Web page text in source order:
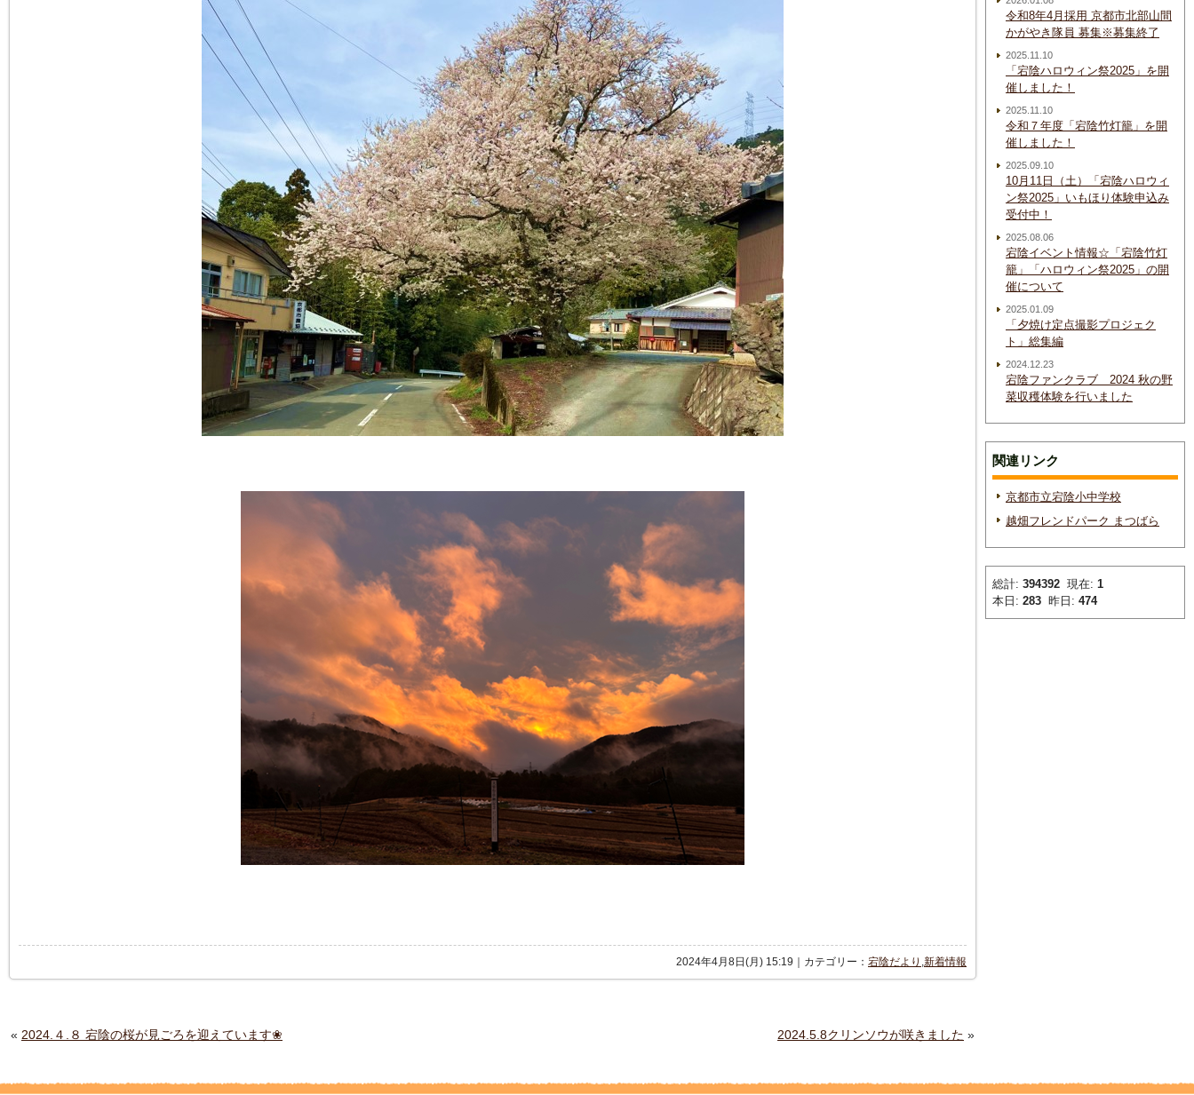
2024年4月8日(月) 15:19｜カテゴリー： 宕陰だより ,新着情報
« 2024.４.８ 宕陰の桜が見ごろを迎えています❀ 2024.5.8クリンソウが咲きました »
令和8年4月採用 京都市北部山間
かがやき隊員 募集※募集終了
2025.11.10
「宕陰ハロウィン祭2025」を開
催しました！
2025.11.10
令和７年度「宕陰竹灯籠」を開
催しました！
2025.09.10
10月11日（土）「宕陰ハロウィ
ン祭2025」いもほり体験申込み
受付中！
2025.08.06
宕陰イベント情報☆「宕陰竹灯
籠」「ハロウィン祭2025」の開
催について
2025.01.09
「夕焼け定点撮影プロジェク
ト」総集編
2024.12.23
宕陰ファンクラブ 2024 秋の野
菜収穫体験を行いました
関連リンク
京都市立宕陰小中学校
越畑フレンドパーク まつばら
総計: 394392 現在: 1
本日: 283 昨日: 474